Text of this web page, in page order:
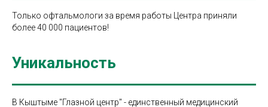
Только офтальмологи за время работы Центра приняли
более 40 000 пациентов!
Уникальность
В Кыштыме "Глазной центр" - единственный медицинский